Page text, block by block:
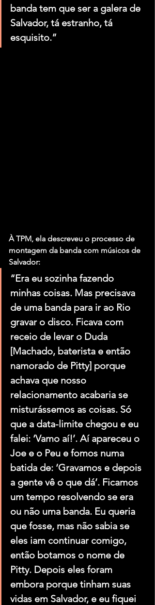
banda tem que ser a galera de
Salvador, tá estranho, tá
esquisito.”
À TPM, ela descreveu o processo de
montagem da banda com músicos de
Salvador:
“Era eu sozinha fazendo
minhas coisas. Mas precisava
de uma banda para ir ao Rio
gravar o disco. Ficava com
receio de levar o Duda
[Machado, baterista e então
namorado de Pitty] porque
achava que nosso
relacionamento acabaria se
misturássemos as coisas. Só
que a data-limite chegou e eu
falei: ‘Vamo aí!’. Aí apareceu o
Joe e o Peu e fomos numa
batida de: ‘Gravamos e depois
a gente vê o que dá’. Ficamos
um tempo resolvendo se era
ou não uma banda. Eu queria
que fosse, mas não sabia se
eles iam continuar comigo,
então botamos o nome de
Pitty. Depois eles foram
embora porque tinham suas
vidas em Salvador, e eu fiquei